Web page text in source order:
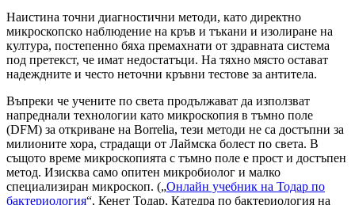
Наистина точни диагностични методи, като директно
микроскопско наблюдение на кръв и тъкани и изолиране на
култура, постепенно бяха премахнати от здравната система
под претекст, че имат недостатъци. На тяхно място остават
надеждните и често неточни кръвни тестове за антитела.
Въпреки че учените по света продължават да използват
напреднали технологии като микроскопия в тъмно поле
(DFM) за откриване на Borrelia, тези методи не са достъпни за
милионите хора, страдащи от Лаймска болест по света. В
същото време микроскопията с тъмно поле е прост и достъпен
метод. Изисква само опитен микробиолог и малко
специализиран микроскоп. („Онлайн учебник на Тодар по
бактериология“, Кенет Тодар, Катедра по бактериология на